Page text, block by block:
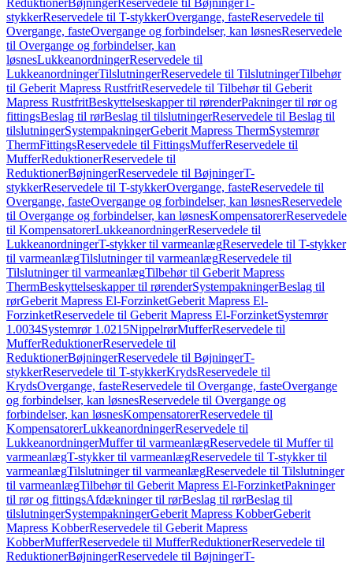
ReduktionerBøjningerReservedele til BøjningerT-
stykkerReservedele til T-stykkerOvergange, fasteReservedele til
Overgange, fasteOvergange og forbindelser, kan løsnesReservedele
til Overgange og forbindelser, kan
løsnesLukkeanordningerReservedele til
LukkeanordningerTilslutningerReservedele til TilslutningerTilbehør
til Geberit Mapress RustfritReservedele til Tilbehør til Geberit
Mapress RustfritBeskyttelseskapper til rørenderPakninger til rør og
fittingsBeslag til rørBeslag til tilslutningerReservedele til Beslag til
tilslutningerSystempakningerGeberit Mapress ThermSystemrør
ThermFittingsReservedele til FittingsMufferReservedele til
MufferReduktionerReservedele til
ReduktionerBøjningerReservedele til BøjningerT-
stykkerReservedele til T-stykkerOvergange, fasteReservedele til
Overgange, fasteOvergange og forbindelser, kan løsnesReservedele
til Overgange og forbindelser, kan løsnesKompensatorerReservedele
til KompensatorerLukkeanordningerReservedele til
LukkeanordningerT-stykker til varmeanlægReservedele til T-stykker
til varmeanlægTilslutninger til varmeanlægReservedele til
Tilslutninger til varmeanlægTilbehør til Geberit Mapress
ThermBeskyttelseskapper til rørenderSystempakningerBeslag til
rørGeberit Mapress El-ForzinketGeberit Mapress El-
ForzinketReservedele til Geberit Mapress El-ForzinketSystemrør
1.0034Systemrør 1.0215NippelrørMufferReservedele til
MufferReduktionerReservedele til
ReduktionerBøjningerReservedele til BøjningerT-
stykkerReservedele til T-stykkerKrydsReservedele til
KrydsOvergange, fasteReservedele til Overgange, fasteOvergange
og forbindelser, kan løsnesReservedele til Overgange og
forbindelser, kan løsnesKompensatorerReservedele til
KompensatorerLukkeanordningerReservedele til
LukkeanordningerMuffer til varmeanlægReservedele til Muffer til
varmeanlægT-stykker til varmeanlægReservedele til T-stykker til
varmeanlægTilslutninger til varmeanlægReservedele til Tilslutninger
til varmeanlægTilbehør til Geberit Mapress El-ForzinketPakninger
til rør og fittingsAfdækninger til rørBeslag til rørBeslag til
tilslutningerSystempakningerGeberit Mapress KobberGeberit
Mapress KobberReservedele til Geberit Mapress
KobberMufferReservedele til MufferReduktionerReservedele til
ReduktionerBøjningerReservedele til BøjningerT-